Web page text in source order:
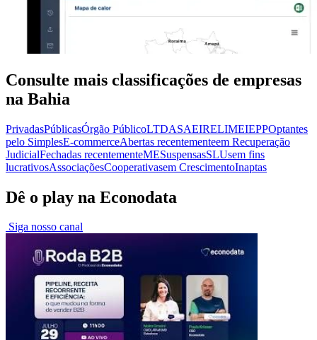
Consulte mais classificações de empresas
na Bahia
PrivadasPúblicasÓrgão PúblicoLTDASAEIRELIMEIEPPOptantes
pelo SimplesE-commerceAbertas recentementeem Recuperação
JudicialFechadas recentementeMESuspensasSLUsem fins
lucrativosAssociaçõesCooperativasem CrescimentoInaptas
Dê o play na Econodata
Siga nosso canal